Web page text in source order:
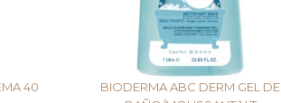
BIODERMA ABC DERM GEL DE
40